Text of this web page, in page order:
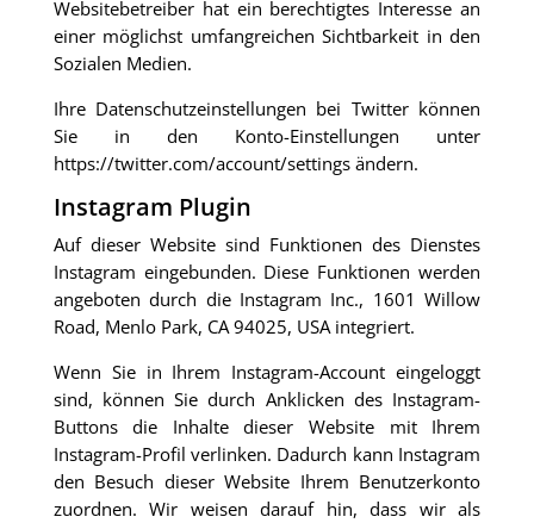
Websitebetreiber hat ein berechtigtes Interesse an
einer möglichst umfangreichen Sichtbarkeit in den
Sozialen Medien.
Ihre Datenschutzeinstellungen bei Twitter können
Sie in den Konto-Einstellungen unter
https://twitter.com/account/settings ändern.
Instagram Plugin
Auf dieser Website sind Funktionen des Dienstes
Instagram eingebunden. Diese Funktionen werden
angeboten durch die Instagram Inc., 1601 Willow
Road, Menlo Park, CA 94025, USA integriert.
Wenn Sie in Ihrem Instagram-Account eingeloggt
sind, können Sie durch Anklicken des Instagram-
Buttons die Inhalte dieser Website mit Ihrem
Instagram-Profil verlinken. Dadurch kann Instagram
den Besuch dieser Website Ihrem Benutzerkonto
zuordnen. Wir weisen darauf hin, dass wir als